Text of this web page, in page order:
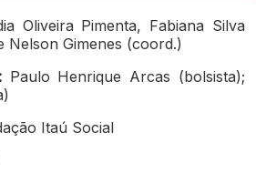
Oliveira Pimenta, Fabiana Silva
Nelson Gimenes (coord.)
Paulo Henrique Arcas (bolsista);
Itaú Social